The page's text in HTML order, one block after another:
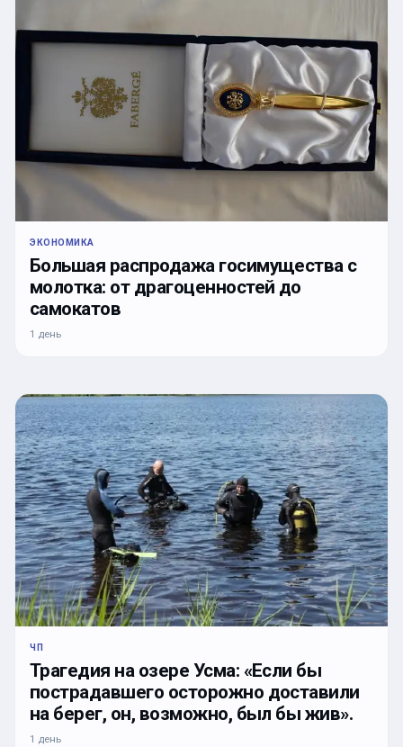
ЭКОНОМИКА
Большая распродажа госимущества с
молотка: от драгоценностей до
самокатов
1 день
ЧП
Трагедия на озере Усма: «Если бы
пострадавшего осторожно доставили
на берег, он, возможно, был бы жив».
1 день